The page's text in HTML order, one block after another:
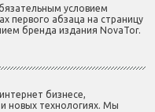
условием
первого абзаца на страницу
бренда издания NovaTor.
бизнесе,
новых технологиях. Мы